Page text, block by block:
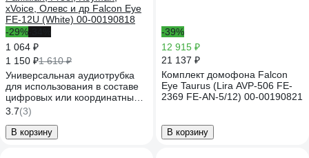
-29%
1 064 ₽
1 150 ₽1 610 ₽
Универсальная аудиотрубка
для использования в составе
цифровых или координатных
домофонных систем типа
Визит, Элтис, Цифрал,
Метаком, Laskomex, Маршал,
Райкман, Proel, Keyman,
3.7(3)
В корзину
-39%
12 915 ₽
21 137 ₽
Комплект домофона Falcon
Eye Taurus (Lira AVP-506 FE-
2369 FE-AN-5/12) 00-00190821
В корзину